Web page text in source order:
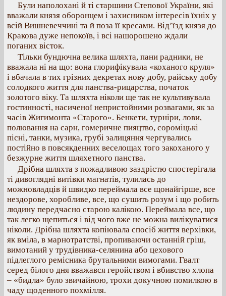
Були наполохані й ті старшини Степової України, які
вважали князя оборонцем і захисником інтересів їхніх у
всій Вишневеччині та й поза її кресами. Від’їзд князя до
Кракова дуже непокоїв, і всі нашорошено ждали
поганих вісток.
Тільки бундючна велика шляхта, пани радники, не
вважала ні на що: вона глорифікувала «коханого круля»
і вбачала в тих грізних декретах нову добу, райську добу
солодкого життя для панства-рицарства, початок
золотого віку. Та шляхта ніколи ще так не культивувала
гостинності, насиченої непристойними розвагами, як за
часів Жигимонта «Старого». Бенкети, турніри, лови,
полювання на сарн, гомеричне пияцтво, сороміцькі
пісні, танки, музика, грубі залицяння чергувались
постійно в повсякденних веселощах того закоханого у
безжурне життя шляхетного панства.
Дрібна шляхта з пожадливою заздрістю спостерігала
ті дивоглядні витівки магнатів, тулилась до
можновладців й швидко переймала все щонайгірше, все
нездорове, хоробливе, все, що сушить розум і що робить
людину передчасно старою калікою. Переймала все, що
так легко щепиться і від чого вже не можна вилікуватися
ніколи. Дрібна шляхта копіювала спосіб життя верхівки,
як вміла, в марнотратстві, пропиваючи останній гріш,
вимотаний у трудівника-селянина або цехового
підлеглого ремісника брутальними вимогами. Гвалт
серед білого дня вважався геройством і вбивство хлопа
– «бидла» було звичайною, трохи докучною помилкою в
чаду щоденного похмілля.